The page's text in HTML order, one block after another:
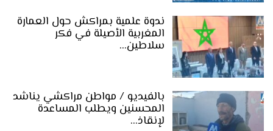
ندوة علمية بمراكش حول العمارة
المغربية الأصيلة في فكر
سلاطين…
بالفيديو / مواطن مراكشي يناشد
المحسنين ويطلب المساعدة
لإنقاذ…